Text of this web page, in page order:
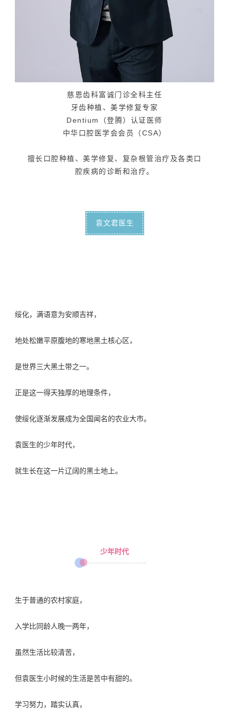
慈恩齿科富诚门诊全科主任
牙齿种植、美学修复专家
Dentium（登腾）认证医师
中华口腔医学会会员（CSA）
擅长口腔种植、美学修复、复杂根管治疗及各类口
腔疾病的诊断和治疗。
袁文君医生
绥化，满语意为安顺吉祥，
地处松嫩平原腹地的寒地黑土核心区，
是世界三大黑土带之一。
正是这一得天独厚的地理条件，
使绥化逐渐发展成为全国闻名的农业大市。
袁医生的少年时代，
就生长在这一片辽阔的黑土地上。
少年时代
生于普通的农村家庭，
入学比同龄人晚一两年，
虽然生活比较清苦，
但袁医生小时候的生活是苦中有甜的。
学习努力，踏实认真，